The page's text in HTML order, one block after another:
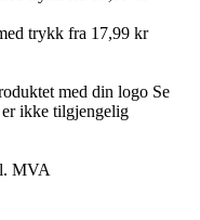
med din logo Se
ikke tilgjengelig
MVA